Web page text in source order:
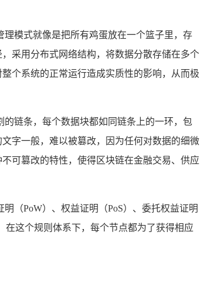
模式就像是把所有鸡蛋放在一个篮子里，存
采用分布式网络结构，将数据分散存储在多个
个系统的正常运行造成实质性的影响，从而极
链条，每个数据块都如同链条上的一环，包
字一般，难以被篡改，因为任何对数据的细微
可篡改的特性，使得区块链在金融交易、供应
（PoW）、权益证明（PoS）、委托权益证明
在这个规则体系下，每个节点都为了获得相应